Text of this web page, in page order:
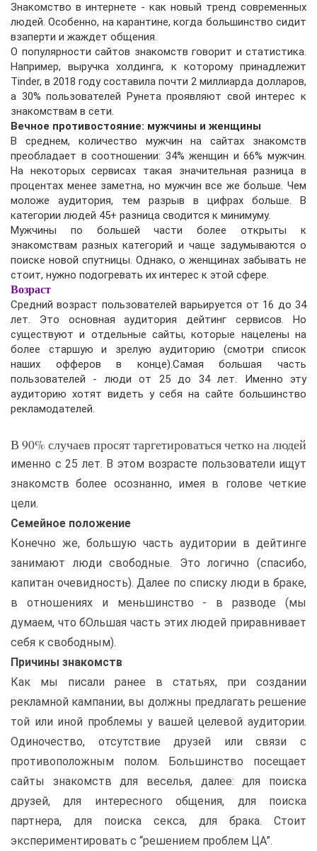
Знакомство в интернете - как новый тренд современных
людей. Особенно, на карантине, когда большинство сидит
взаперти и жаждет общения.
О популярности сайтов знакомств говорит и статистика.
Например, выручка холдинга, к которому принадлежит
Tinder, в 2018 году составила почти 2 миллиарда долларов,
а 30% пользователей Рунета проявляют свой интерес к
знакомствам в сети.
Вечное противостояние: мужчины и женщины
В среднем, количество мужчин на сайтах знакомств
преобладает в соотношении: 34% женщин и 66% мужчин.
На некоторых сервисах такая значительная разница в
процентах менее заметна, но мужчин все же больше. Чем
моложе аудитория, тем разрыв в цифрах больше. В
категории людей 45+ разница сводится к минимуму.
Мужчины по большей части более открыты к
знакомствам разных категорий и чаще задумываются о
поиске новой спутницы. Однако, о женщинах забывать не
стоит, нужно подогревать их интерес к этой сфере.
Возраст
Средний возраст пользователей варьируется от 16 до 34
лет. Это основная аудитория дейтинг сервисов. Но
существуют и отдельные сайты, которые нацелены на
более старшую и зрелую аудиторию (смотри список
наших офферов в конце).Самая большая часть
пользователей - люди от 25 до 34 лет. Именно эту
аудиторию хотят видеть у себя на сайте большинство
рекламодателей.
В 90% случаев просят таргетироваться четко на людей
именно с 25 лет. В этом возрасте пользователи ищут
знакомств более осознанно, имея в голове четкие
цели.
Семейное положение
Конечно же, большую часть аудитории в дейтинге
занимают люди свободные. Это логично (спасибо,
капитан очевидность). Далее по списку люди в браке,
в отношениях и меньшинство - в разводе (мы
думаем, что бОльшая часть этих людей приравнивает
себя к свободным).
Причины знакомств
Как мы писали ранее в статьях, при создании
рекламной кампании, вы должны предлагать решение
той или иной проблемы у вашей целевой аудитории.
Одиночество, отсутствие друзей или связи с
противоположным полом. Большинство посещает
сайты знакомств для веселья, далее: для поиска
друзей, для интересного общения, для поиска
партнера, для поиска секса, для брака. Стоит
экспериментировать с “решением проблем ЦА”.